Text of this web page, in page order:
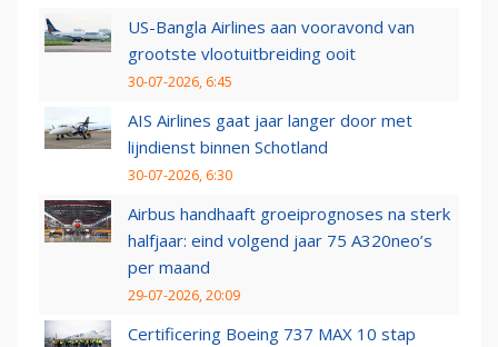
US-Bangla Airlines aan vooravond van
grootste vlootuitbreiding ooit
30-07-2026, 6:45
AIS Airlines gaat jaar langer door met
lijndienst binnen Schotland
30-07-2026, 6:30
Airbus handhaaft groeiprognoses na sterk
halfjaar: eind volgend jaar 75 A320neo’s
per maand
29-07-2026, 20:09
Certificering Boeing 737 MAX 10 stap